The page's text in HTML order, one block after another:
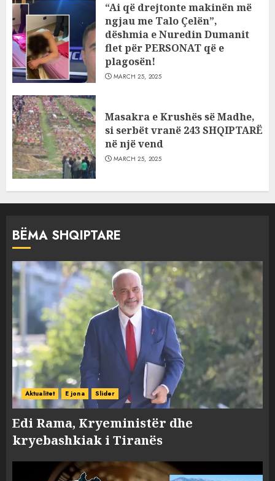
“Ai që drejtonte makinën më
ngjau me Talo Çelën”,
dëshmia e Nuredin Dumanit
flet për PERSONAT që e
plagosën!
MARCH 25, 2025
Masakra e Krushës së Madhe,
si serbët vranë 243 SHQIPTARË
në një vend
MARCH 25, 2025
BËMA SHQIPTARE
Aktualitet E jona Slider
Edi Rama, Kryeministër dhe
kryebashkiak i Tiranës